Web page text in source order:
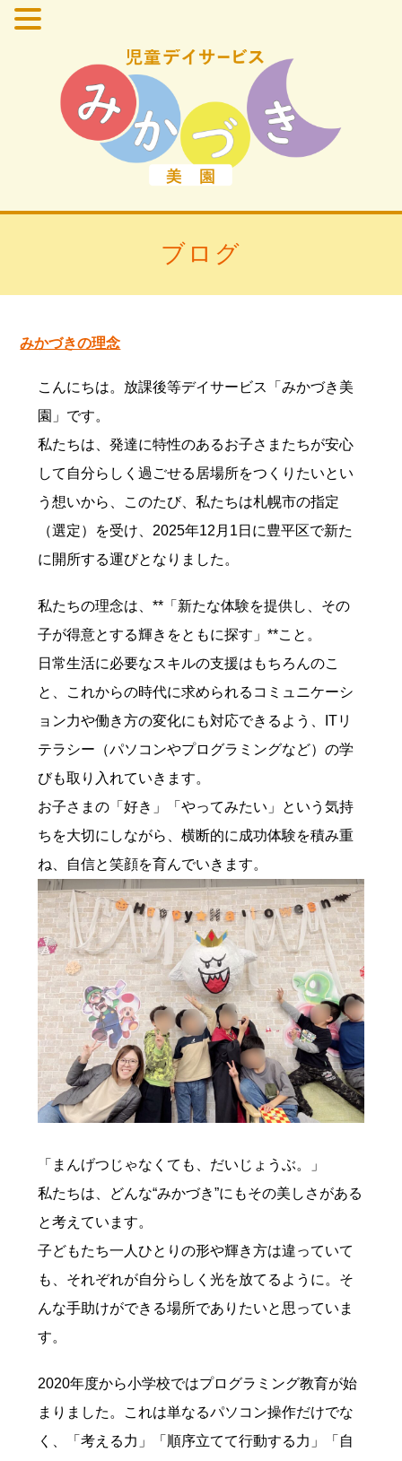
ブログ
みかづきの理念
こんにちは。放課後等デイサービス「みかづき美
園」です。
私たちは、発達に特性のあるお子さまたちが安心
して自分らしく過ごせる居場所をつくりたいとい
う想いから、このたび、私たちは札幌市の指定
（選定）を受け、2025年12月1日に豊平区で新た
に開所する運びとなりました。
私たちの理念は、**「新たな体験を提供し、その
子が得意とする輝きをともに探す」**こと。
日常生活に必要なスキルの支援はもちろんのこ
と、これからの時代に求められるコミュニケーシ
ョン力や働き方の変化にも対応できるよう、ITリ
テラシー（パソコンやプログラミングなど）の学
びも取り入れていきます。
お子さまの「好き」「やってみたい」という気持
ちを大切にしながら、横断的に成功体験を積み重
ね、自信と笑顔を育んでいきます。
「まんげつじゃなくても、だいじょうぶ。」
私たちは、どんな“みかづき”にもその美しさがある
と考えています。
子どもたち一人ひとりの形や輝き方は違っていて
も、それぞれが自分らしく光を放てるように。そ
んな手助けができる場所でありたいと思っていま
す。
2020年度から小学校ではプログラミング教育が始
まりました。これは単なるパソコン操作だけでな
く、「考える力」「順序立てて行動する力」「自